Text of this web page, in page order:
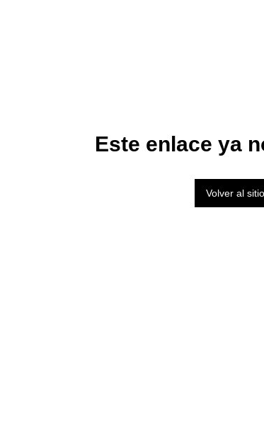
Este enlace ya
Volver al sitio